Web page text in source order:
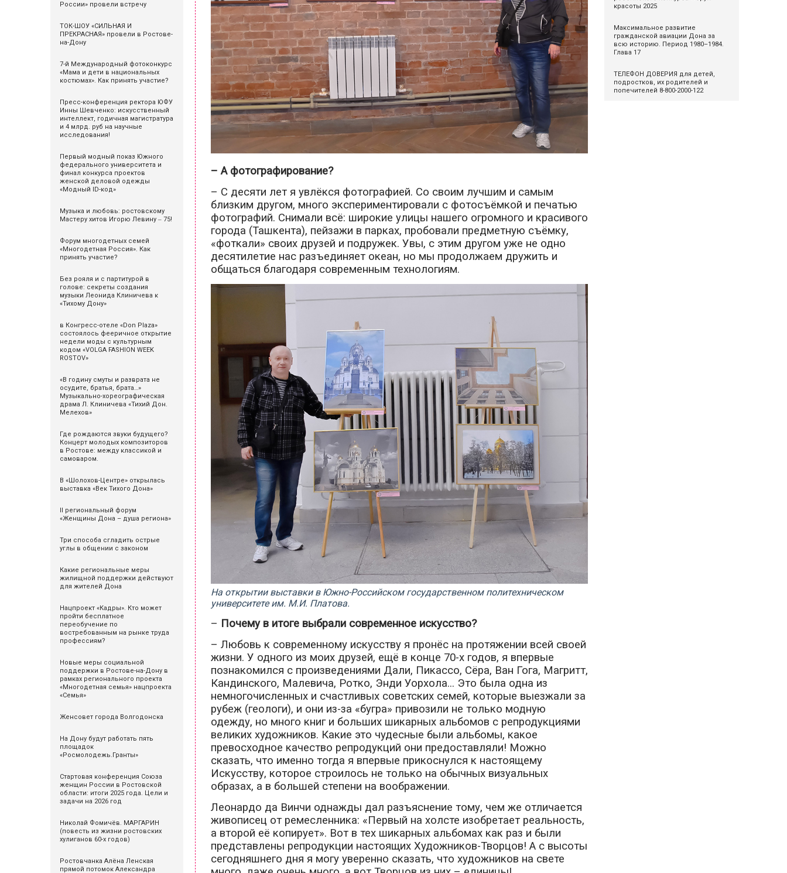
России» провели встречу
ТОК-ШОУ «СИЛЬНАЯ И
ПРЕКРАСНАЯ» провели в Ростове-
на-Дону
7-й Международный фотоконкурс
«Мама и дети в национальных
костюмах». Как принять участие?
Пресс-конференция ректора ЮФУ
Инны Шевченко: искусственный
интеллект, годичная магистратура
и 4 млрд. руб на научные
исследования!
Первый модный показ Южного
федерального университета и
финал конкурса проектов
женской деловой одежды
«Модный ID-код»
Музыка и любовь: ростовскому
Мастеру хитов Игорю Левину ‒ 75!
Форум многодетных семей
«Многодетная Россия». Как
принять участие?
Без рояля и с партитурой в
голове: секреты создания
музыки Леонида Клиничева к
«Тихому Дону»
в Конгресс-отеле «Don Plaza»
состоялось фееричное открытие
недели моды с культурным
кодом «VOLGA FASHION WEEK
ROSTOV»
«В годину смуты и разврата не
осудите, братья, брата…»
Музыкально-хореографическая
драма Л. Клиничева «Тихий Дон.
Мелехов»
Где рождаются звуки будущего?
Концерт молодых композиторов
в Ростове: между классикой и
самоваром.
В «Шолохов-Центре» открылась
выставка «Век Тихого Дона»
II региональный форум
«Женщины Дона – душа региона»
Три способа сгладить острые
углы в общении с законом
Какие региональные меры
жилищной поддержки действуют
для жителей Дона
Нацпроект «Кадры». Кто может
пройти бесплатное
переобучение по
востребованным на рынке труда
профессиям?
Новые меры социальной
поддержки в Ростове-на-Дону в
рамках регионального проекта
«Многодетная семья» нацпроекта
«Семья»
Женсовет города Волгодонска
На Дону будут работать пять
площадок
«Росмолодежь.Гранты»
Стартовая конференция Союза
женщин России в Ростовской
области: итоги 2025 года. Цели и
задачи на 2026 год
Николай Фомичёв. МАРГАРИН
(повесть из жизни ростовских
хулиганов 60-х годов)
Ростовчанка Алёна Ленская
прямой потомок Александра
– А фотографирование?
– С десяти лет я увлёкся фотографией. Со своим лучшим и самым
близким другом, много экспериментировали с фотосъёмкой и печатью
фотографий. Снимали всё: широкие улицы нашего огромного и красивого
города (Ташкента), пейзажи в парках, пробовали предметную съёмку,
«фоткали» своих друзей и подружек. Увы, с этим другом уже не одно
десятилетие нас разъединяет океан, но мы продолжаем дружить и
общаться благодаря современным технологиям.
На открытии выставки в Южно-Российском государственном политехническом
университете им. М.И. Платова.
– Почему в итоге выбрали современное искусство?
– Любовь к современному искусству я пронёс на протяжении всей своей
жизни. У одного из моих друзей, ещё в конце 70-х годов, я впервые
познакомился с произведениями Дали, Пикассо, Сёра, Ван Гога, Магритт,
Кандинского, Малевича, Ротко, Энди Уорхола... Это была одна из
немногочисленных и счастливых советских семей, которые выезжали за
рубеж (геологи), и они из-за «бугра» привозили не только модную
одежду, но много книг и больших шикарных альбомов с репродукциями
великих художников. Какие это чудесные были альбомы, какое
превосходное качество репродукций они предоставляли! Можно
сказать, что именно тогда я впервые прикоснулся к настоящему
Искусству, которое строилось не только на обычных визуальных
образах, а в большей степени на воображении.
Леонардо да Винчи однажды дал разъяснение тому, чем же отличается
живописец от ремесленника: «Первый на холсте изобретает реальность,
а второй её копирует». Вот в тех шикарных альбомах как раз и были
представлены репродукции настоящих Художников-Творцов! А с высоты
сегодняшнего дня я могу уверенно сказать, что художников на свете
красоты 2025
Максимальное развитие
гражданской авиации Дона за
всю историю. Период 1980–1984.
Глава 17
ТЕЛЕФОН ДОВЕРИЯ для детей,
подростков, их родителей и
попечителей 8-800-2000-122